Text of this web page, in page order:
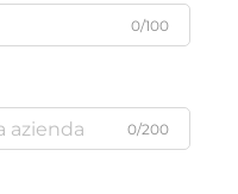
0/100
0/200